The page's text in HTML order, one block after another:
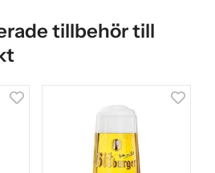
tillbehör till